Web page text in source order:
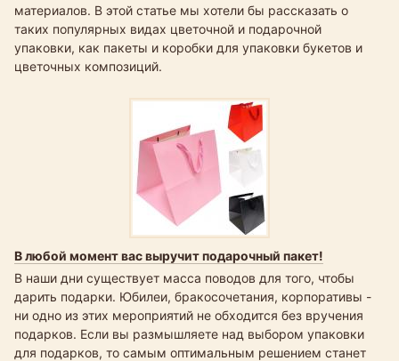
материалов. В этой статье мы хотели бы рассказать о
таких популярных видах цветочной и подарочной
упаковки, как пакеты и коробки для упаковки букетов и
цветочных композиций.
В любой момент вас выручит подарочный пакет!
В наши дни существует масса поводов для того, чтобы
дарить подарки. Юбилеи, бракосочетания, корпоративы -
ни одно из этих мероприятий не обходится без вручения
подарков. Если вы размышляете над выбором упаковки
для подарков, то самым оптимальным решением станет